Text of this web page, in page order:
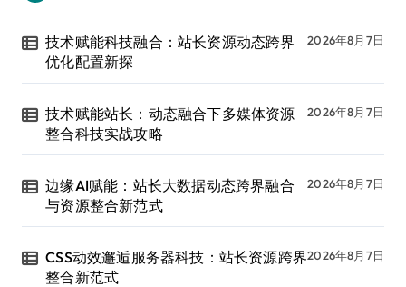
技术赋能科技融合：站长资源动态跨界
优化配置新探
2026年8月7日
技术赋能站长：动态融合下多媒体资源
整合科技实战攻略
2026年8月7日
边缘AI赋能：站长大数据动态跨界融合
与资源整合新范式
2026年8月7日
CSS动效邂逅服务器科技：站长资源跨界
整合新范式
2026年8月7日